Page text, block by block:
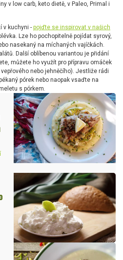
v low carb, keto dietě, v Paleo, Primal i
v kuchyni - pojďte se inspirovat v našich
Lze ho pochopitelně pojídat syrový,
nasekaný na míchaných vajíčkách.
Další oblíbenou variantou je přidání
můžete ho využít pro přípravu omáček
nebo jehněčího). Jestliže rádi
pórek nebo naopak vsaďte na
s pórkem.